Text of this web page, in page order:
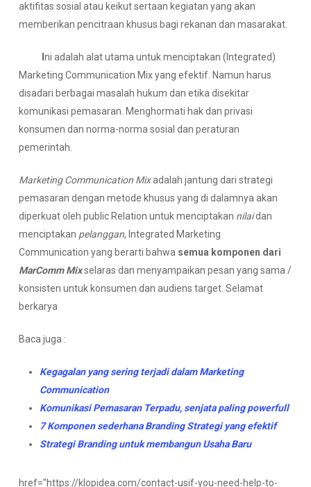
aktifitas sosial atau keikut sertaan kegiatan yang akan
memberikan pencitraan khusus bagi rekanan dan masarakat.
ni adalah alat utama untuk menciptakan (Integrated)
Marketing Communication Mix yang efektif. Namun harus
disadari berbagai masalah hukum dan etika disekitar
komunikasi pemasaran. Menghormati hak dan privasi
konsumen dan norma-norma sosial dan peraturan
pemerintah.
Marketing Communication Mixadalah jantung dari strategi
pemasaran dengan metode khusus yang di dalamnya akan
diperkuat oleh public Relation untuk menciptakan nilaidan
menciptakan pelanggan, Integrated Marketing
Communication yang berarti bahwa semua komponen dari
MarComm Mixselaras dan menyampaikan pesan yang sama /
konsisten untuk konsumen dan audiens target. Selamat
berkarya
Baca juga :
Kegagalan yang sering terjadi dalam Marketing
Communication
Komunikasi Pemasaran Terpadu, senjata paling powerfull
7 Komponen sederhana Branding Strategi yang efektif
Strategi Branding untuk membangun Usaha Baru
href="https://klopidea.com/contact-usif-you-need-help-to-